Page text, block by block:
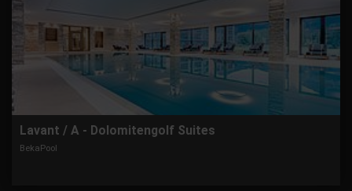
Lavant / A - Dolomitengolf Suites
BekaPool